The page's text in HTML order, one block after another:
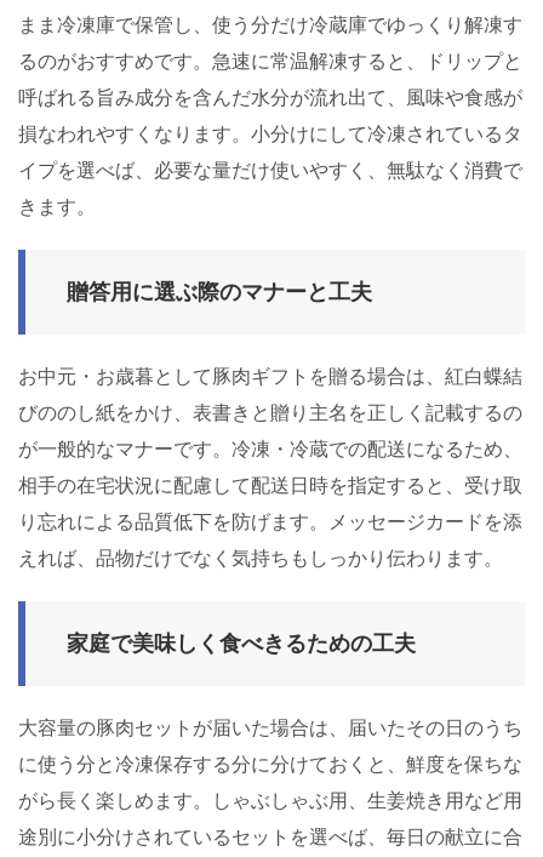
まま冷凍庫で保管し、使う分だけ冷蔵庫でゆっくり解凍す
るのがおすすめです。急速に常温解凍すると、ドリップと
呼ばれる旨み成分を含んだ水分が流れ出て、風味や食感が
損なわれやすくなります。小分けにして冷凍されているタ
イプを選べば、必要な量だけ使いやすく、無駄なく消費で
きます。
贈答用に選ぶ際のマナーと工夫
お中元・お歳暮として豚肉ギフトを贈る場合は、紅白蝶結
びののし紙をかけ、表書きと贈り主名を正しく記載するの
が一般的なマナーです。冷凍・冷蔵での配送になるため、
相手の在宅状況に配慮して配送日時を指定すると、受け取
り忘れによる品質低下を防げます。メッセージカードを添
えれば、品物だけでなく気持ちもしっかり伝わります。
家庭で美味しく食べきるための工夫
大容量の豚肉セットが届いた場合は、届いたその日のうち
に使う分と冷凍保存する分に分けておくと、鮮度を保ちな
がら長く楽しめます。しゃぶしゃぶ用、生姜焼き用など用
途別に小分けされているセットを選べば、毎日の献立に合